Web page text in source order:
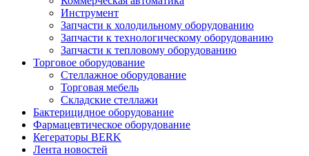
Инструмент
Запчасти к холодильному оборудованию
Запчасти к технологическому оборудованию
Запчасти к тепловому оборудованию
Торговое оборудование
Стеллажное оборудование
Торговая мебель
Складские стеллажи
Бактерицидное оборудование
Фармацевтическое оборудование
Кегераторы BERK
Лента новостей